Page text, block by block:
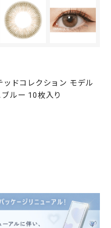
ドコレクション モデル
ルー 10枚入り